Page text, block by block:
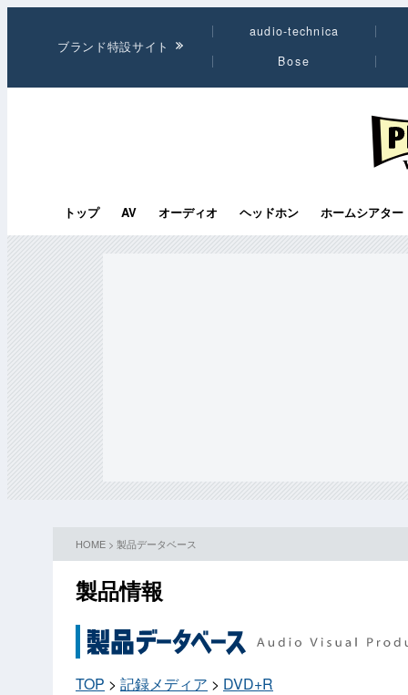
ブランド特設サイト
audio-technica
Bose
トップ AV オーディオ ヘッドホン ホームシアター
HOME > 製品データベース
製品情報
TOP > 記録メディア > DVD+R